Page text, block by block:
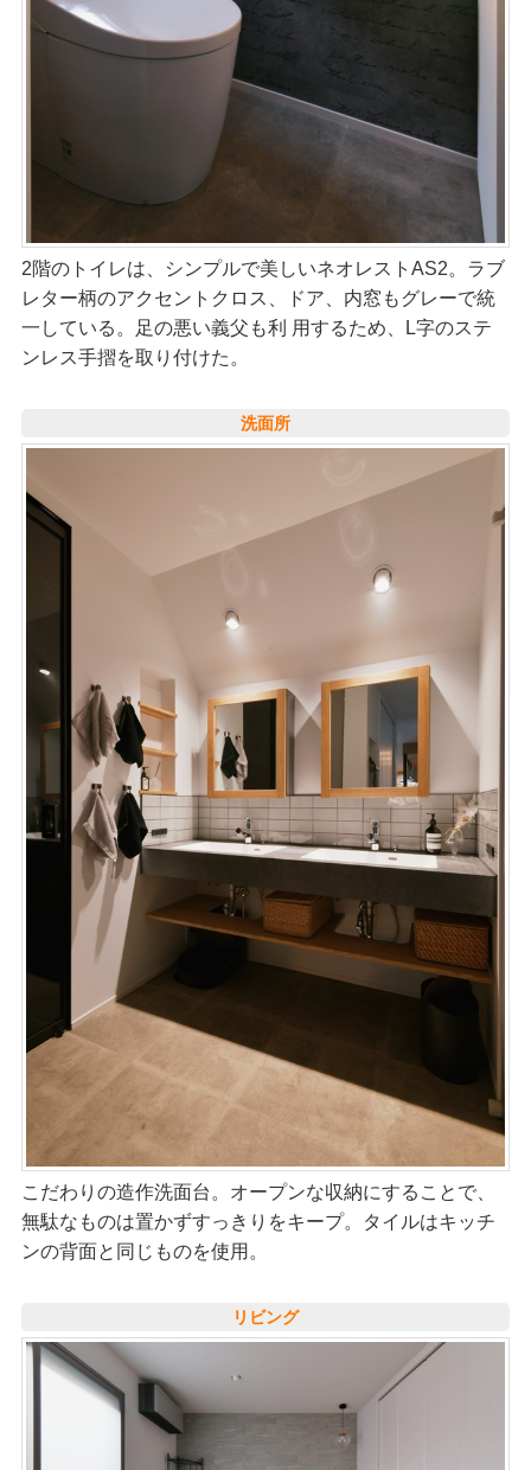
2階のトイレは、シンプルで美しいネオレストAS2。ラブ
レター柄のアクセントクロス、ドア、内窓もグレーで統
一している。足の悪い義父も利 用するため、L字のステ
ンレス手摺を取り付けた。
洗面所
こだわりの造作洗面台。オープンな収納にすることで、
無駄なものは置かずすっきりをキープ。タイルはキッチ
ンの背面と同じものを使用。
リビング